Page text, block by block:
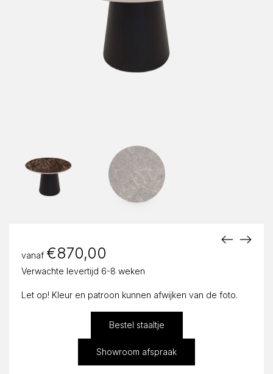
vanaf €870,00
Verwachte levertijd 6-8 weken
Let op! Kleur en patroon kunnen afwijken van de foto.
Bestel staaltje
Showroom afspraak